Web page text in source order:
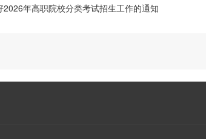
年高职院校分类考试招生工作的通知